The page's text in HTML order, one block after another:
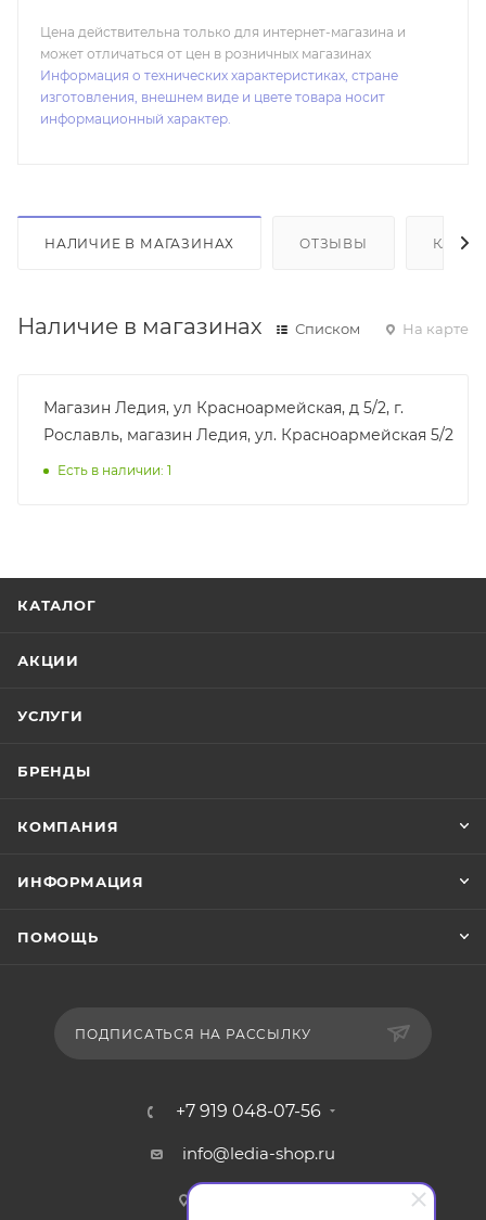
Цена действительна только для интернет-магазина и
может отличаться от цен в розничных магазинах
Информация о технических характеристиках, стране
изготовления, внешнем виде и цвете товара носит
информационный характер.
НАЛИЧИЕ В МАГАЗИНАХ ОТЗЫВЫ КАК
Наличие в магазинах Списком На карте
Магазин Ледия, ул Красноармейская, д 5/2, г.
Рославль, магазин Ледия, ул. Красноармейская 5/2
Есть в наличии: 1
КАТАЛОГ
АКЦИИ
УСЛУГИ
БРЕНДЫ
КОМПАНИЯ
ИНФОРМАЦИЯ
ПОМОЩЬ
ПОДПИСАТЬСЯ НА РАССЫЛКУ
+7 919 048-07-56
info@ledia-shop.ru